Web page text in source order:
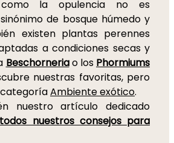
la opulencia no es
de bosque húmedo y
existen plantas perennes
a condiciones secas y
Beschorneriao los Phormiums
nuestras favoritas, pero
Ambiente exótico.
nuestro artículo dedicado
nuestros consejos para